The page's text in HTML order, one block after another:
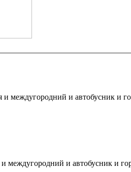
междугородний и автобусник и
междугородний и автобусник и